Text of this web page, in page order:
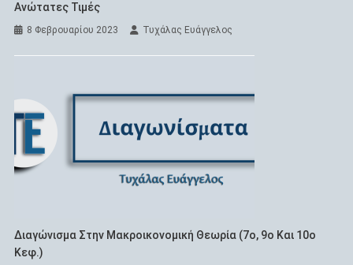
Ανώτατες Τιμές
8 Φεβρουαρίου 2023 Τυχάλας Ευάγγελος
Διαγώνισμα Στην Μακροικονομική Θεωρία (7ο, 9ο Και 10ο
Κεφ.)